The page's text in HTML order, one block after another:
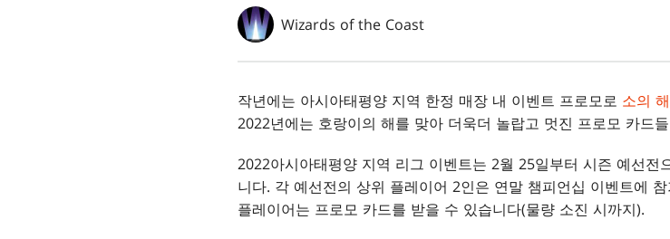
Wizards of the Coast
작년에는 아시아태평양 지역 한정 매장 내 이벤트 프로모로 소의
2022년에는 호랑이의 해를 맞아 더욱더 놀랍고 멋진 프로모 카드
2022아시아태평양 지역 리그 이벤트는 2월 25일부터 시즌 예선전
니다. 각 예선전의 상위 플레이어 2인은 연말 챔피언십 이벤트에
플레이어는 프로모 카드를 받을 수 있습니다(물량 소진 시까지).